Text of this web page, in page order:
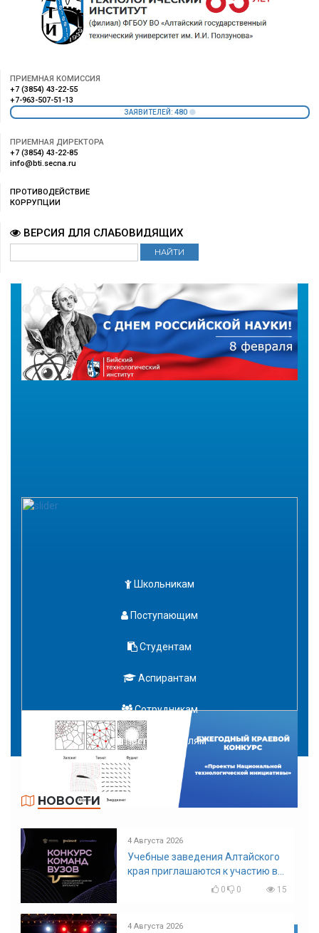
ПРИЕМНАЯ КОМИССИЯ
+7 (3854) 43-22-55
+7-963-507-51-13
ЗАЯВИТЕЛЕЙ: 480
ПРИЕМНАЯ ДИРЕКТОРА
+7 (3854) 43-22-85
info@bti.secna.ru
ПРОТИВОДЕЙСТВИЕ
КОРРУПЦИИ
ВЕРСИЯ ДЛЯ СЛАБОВИДЯЩИХ
Школьникам
Поступающим
Студентам
Аспирантам
Сотрудникам
Преподавателям
НОВОСТИ
4 Августа 2026
Учебные заведения Алтайского
края приглашаются к участию в
конкурсе команд вузов
0 0 15
4 Августа 2026